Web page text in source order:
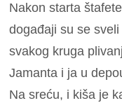
Nakon starta
događaji su se
svakog kruga
Jamanta i ja u
Na sreću, i kiša je